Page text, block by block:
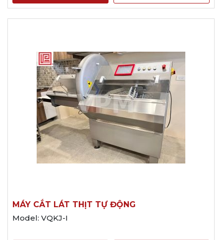
MÁY CẮT LÁT THỊT TỰ ĐỘNG
Model: VQKJ-I